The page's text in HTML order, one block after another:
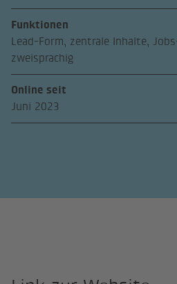
Funktionen
Lead-Form, zentrale Inhalte,
zweisprachig
Online seit
Juni 2023